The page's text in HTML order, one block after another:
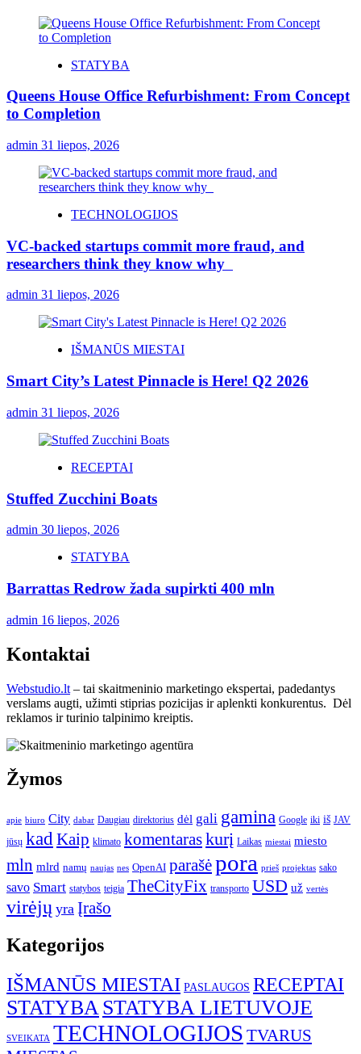
STATYBA
Queens House Office Refurbishment: From Concept
to Completion
admin 31 liepos, 2026
TECHNOLOGIJOS
VC-backed startups commit more fraud, and
researchers think they know why
admin 31 liepos, 2026
IŠMANŪS MIESTAI
Smart City’s Latest Pinnacle is Here! Q2 2026
admin 31 liepos, 2026
RECEPTAI
Stuffed Zucchini Boats
admin 30 liepos, 2026
STATYBA
Barrattas Redrow žada supirkti 400 mln
admin 16 liepos, 2026
Kontaktai
Webstudio.lt – tai skaitmeninio marketingo ekspertai, padedantys
verslams augti, užimti stiprias pozicijas ir aplenkti konkurentus. Dėl
reklamos ir turinio talpinimo kreiptis.
Žymos
apie biuro City dabar Daugiau direktorius dėl gali gamina Google iki iš JAV
jūsų kadKaip klimato komentaraskurį Laikas miestai miesto
mln mlrd namų naujas nes OpenAI parašėpora prieš projektas sako
savo Smart statybos teigia TheCityFix transporto USD už vertės
virėjų yra Įrašo
Kategorijos
IŠMANŪS MIESTAI PASLAUGOS RECEPTAI
STATYBASTATYBA LIETUVOJE
SVEIKATA TECHNOLOGIJOS TVARUS